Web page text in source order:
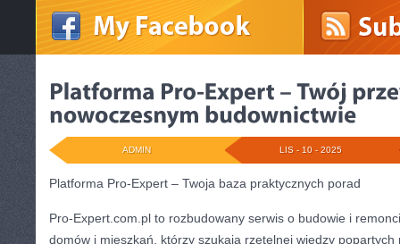
LIS - 10 - 2025
ADMIN
Platforma Pro-Expert – Twoja baza praktycznych porad
Pro-Expert.com.pl to rozbudowany serwis o budowie i
domów i mieszkań, którzy szukają rzetelnej wiedzy popartych